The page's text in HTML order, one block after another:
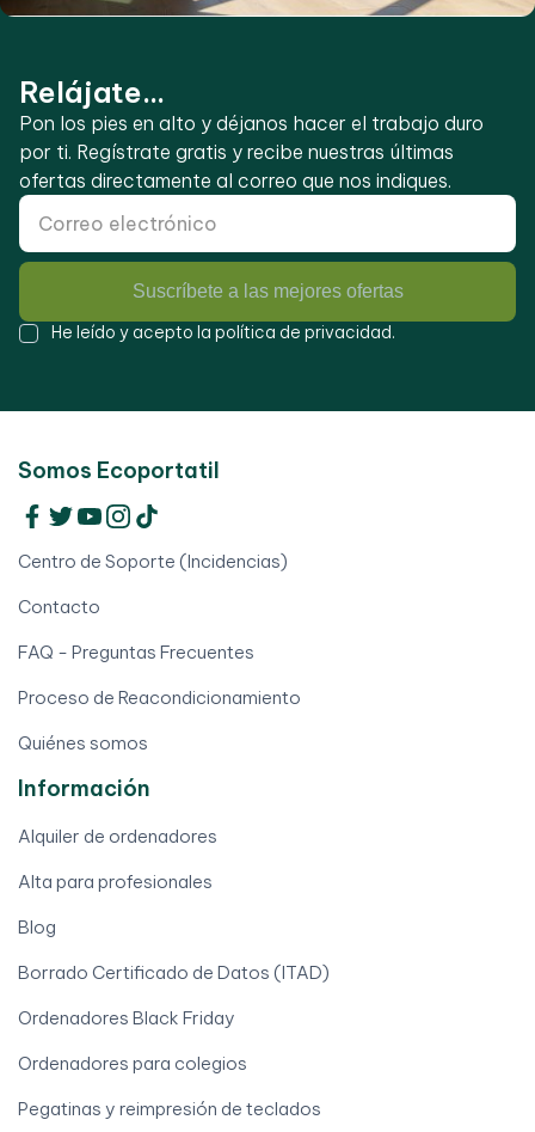
Relájate...
Pon los pies en alto y déjanos hacer el trabajo duro
por ti. Regístrate gratis y recibe nuestras últimas
ofertas directamente al correo que nos indiques.
Suscríbete a las mejores ofertas
He leído y acepto la política de privacidad.
Somos Ecoportatil
Centro de Soporte (Incidencias)
Contacto
FAQ - Preguntas Frecuentes
Proceso de Reacondicionamiento
Quiénes somos
Información
Alquiler de ordenadores
Alta para profesionales
Blog
Borrado Certificado de Datos (ITAD)
Ordenadores Black Friday
Ordenadores para colegios
Pegatinas y reimpresión de teclados